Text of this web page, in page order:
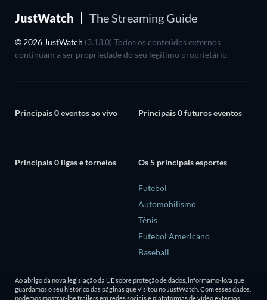
JustWatch The Streaming Guide
© 2026 JustWatch (3.13.0) Todos os conteúdos externos
continuam a ser propriedade do seu legítimo proprietário.
Principais 0 eventos ao vivo Principais 0 futuros eventos
Principais 0 ligas e torneios Os 5 principais esportes
Futebol
Automobilismo
Tênis
Futebol Americano
Baseball
Ao abrigo da nova legislação da UE sobre proteção de dados, informamo-lo/a que
guardamos o seu histórico das páginas que visitou no JustWatch. Com esses dados,
podemos mostrar-lhe trailers em redes sociais e plataformas de vídeo externas.